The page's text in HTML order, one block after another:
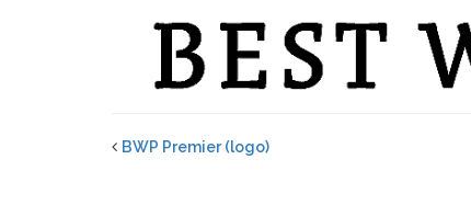
BWP Premier (logo)